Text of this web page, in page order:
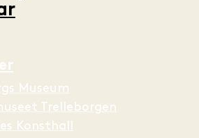
Museum
Trelleborgen
Konsthall